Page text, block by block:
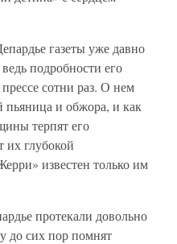
газеты уже давно
подробности его
сотни раз. О нем
и обжора, и как
терпят его
их глубокой
известен только им
протекали довольно
до сих пор помнят